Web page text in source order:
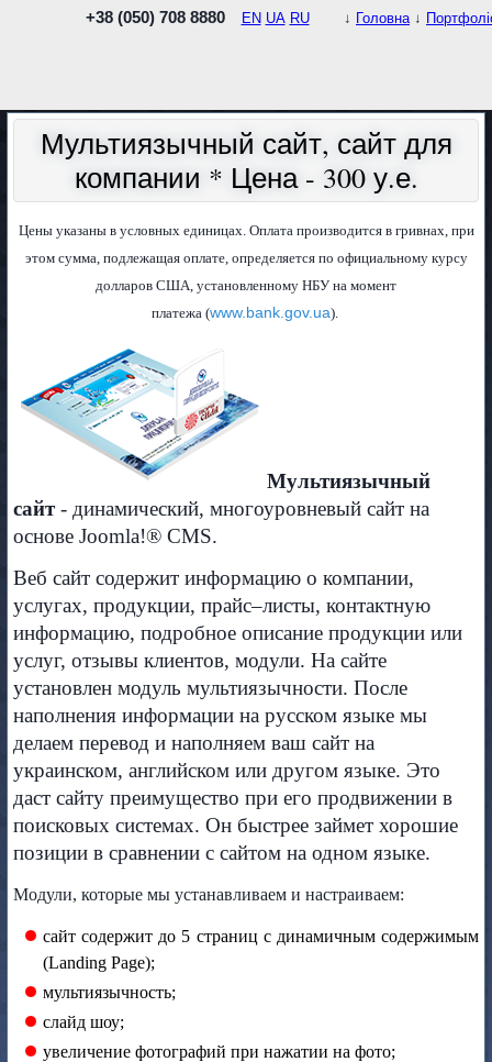
+38 (050) 708 8880 EN UA RU ↓ Головна↓
Мультиязычный сайт, сайт для
компании * Цена - 300 у.е.
Цены указаны в условных единицах. Оплата производится в гривнах, при
этом сумма, подлежащая оплате, определяется по официальному курсу
долларов США, установленному НБУ на момент
платежа (www.bank.gov.ua).
Мультиязычный
сайт - динамический, многоуровневый сайт на
основе Joomla!® CMS.
Веб сайт содержит информацию о компании,
услугах, продукции, прайс–листы, контактную
информацию, подробное описание продукции или
услуг, отзывы клиентов, модули. На сайте
установлен модуль мультиязычности. После
наполнения информации на русском языке мы
делаем перевод и наполняем ваш сайт на
украинском, английском или другом языке. Это
даст сайту преимущество при его продвижении в
поисковых системах. Он быстрее займет хорошие
позиции в сравнении с сайтом на одном языке.
Модули, которые мы устанавливаем и настраиваем:
сайт содержит до 5 страниц с динамичным содержимым
(Landing Page);
мультиязычность;
слайд шоу;
увеличение фотографий при нажатии на фото;